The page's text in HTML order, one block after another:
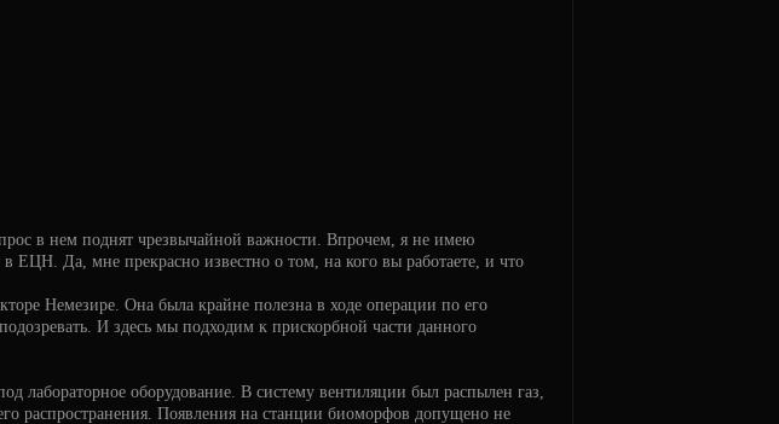
в нем поднят чрезвычайной важности. Впрочем, я не имею
ЕЦН. Да, мне прекрасно известно о том, на кого вы работаете, и что
Немезире. Она была крайне полезна в ходе операции по его
И здесь мы подходим к прискорбной части данного
лабораторное оборудование. В систему вентиляции был распылен газ,
распространения. Появления на станции биоморфов допущено не